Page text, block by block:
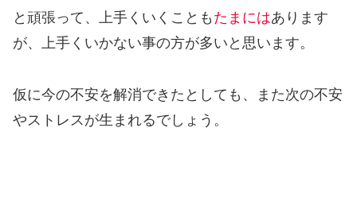
と頑張って、上手くいくことも たまにはあります
が、上手くいかない事の方が多いと思います。
仮に今の不安を解消できたとしても、また次の不安
やストレスが生まれるでしょう。